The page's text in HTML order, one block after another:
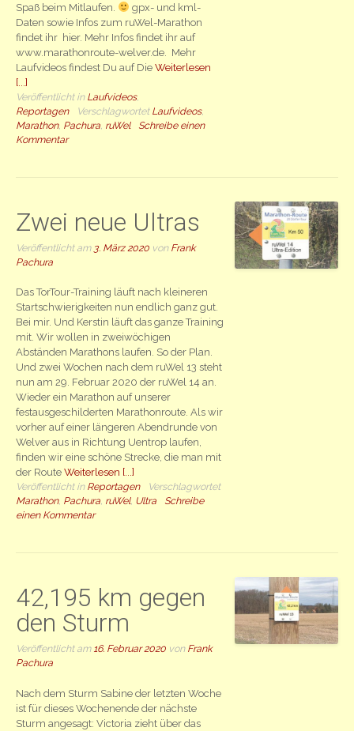
Spaß beim Mitlaufen.
gpx- und kml-
Daten sowie Infos zum ruWel-Marathon
findet ihr hier. Mehr Infos findet ihr auf
www.marathonroute-welver.de. Mehr
Laufvideos findest Du auf DieWeiterlesen
[...]
Veröffentlicht in Laufvideos,
Reportagen
Verschlagwortet Laufvideos,
Marathon, Pachura ruWel
Schreibe einen
Kommentar
Zwei neue Ultras
Veröffentlicht am 3. März 2020 von Frank
Pachura
Das TorTour-Training läuft nach kleineren
Startschwierigkeiten nun endlich ganz gut.
Bei mir. Und Kerstin läuft das ganze Training
mit. Wir wollen in zweiwöchigen
Abständen Marathons laufen. So der Plan.
Und zwei Wochen nach dem ruWel 13 steht
nun am 29. Februar 2020 der ruWel 14 an.
Wieder ein Marathon auf unserer
festausgeschilderten Marathonroute. Als wir
vorher auf einer längeren Abendrunde von
Welver aus in Richtung Uentrop laufen,
finden wir eine schöne Strecke, die man mit
der RouteWeiterlesen [...]
Veröffentlicht in Reportagen
Verschlagwortet
Marathon, Pachura, ruWel, Ultra
Schreibe
einen Kommentar
42,195 km gegen
den Sturm
Veröffentlicht am 16. Februar 2020 von Frank
Pachura
Nach dem Sturm Sabine der letzten Woche
ist für dieses Wochenende der nächste
Sturm angesagt: Victoria zieht über das